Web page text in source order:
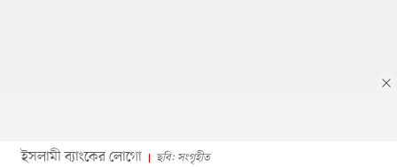
ইসলামী ব্যাংকের লোগো ছবি: সংগৃহীত